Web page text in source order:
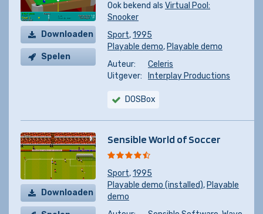
Downloaden
Spelen
Ook bekend als Virtual Pool:
Snooker
Sport,1995
Playable demo, Playable demo
Auteur:
Celeris
Uitgever:
Interplay Productions
DOSBox
Downloaden
Sensible World of Soccer
Sport,1995
Playable demo (installed), Playable
demo